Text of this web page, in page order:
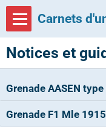
Notices et
Grenade AASEN type
Grenade F1 Mle